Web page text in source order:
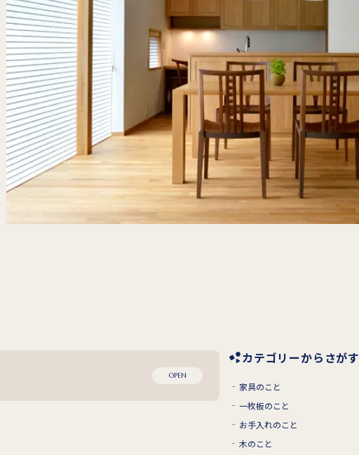
OPEN
カテゴリーからさがす
家具のこと
一枚板のこと
お手入れのこと
木のこと